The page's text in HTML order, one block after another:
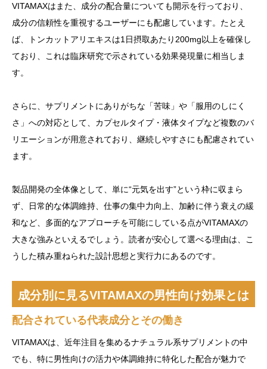
VITAMAXはまた、成分の配合量についても開示を行っており、
成分の信頼性を重視するユーザーにも配慮しています。たとえ
ば、トンカットアリエキスは1日摂取あたり200mg以上を確保し
ており、これは臨床研究で示されている効果発現量に相当しま
す。
さらに、サプリメントにありがちな「苦味」や「服用のしにく
さ」への対応として、カプセルタイプ・液体タイプなど複数のバ
リエーションが用意されており、継続しやすさにも配慮されてい
ます。
製品開発の全体像として、単に“元気を出す”という枠に収まら
ず、日常的な体調維持、仕事の集中力向上、加齢に伴う衰えの緩
和など、多面的なアプローチを可能にしている点がVITAMAXの
大きな強みといえるでしょう。読者が安心して選べる理由は、こ
うした積み重ねられた設計思想と実行力にあるのです。
成分別に見るVITAMAXの男性向け効果とは
配合されている代表成分とその働き
VITAMAXは、近年注目を集めるナチュラル系サプリメントの中
でも、特に男性向けの活力や体調維持に特化した配合が魅力で